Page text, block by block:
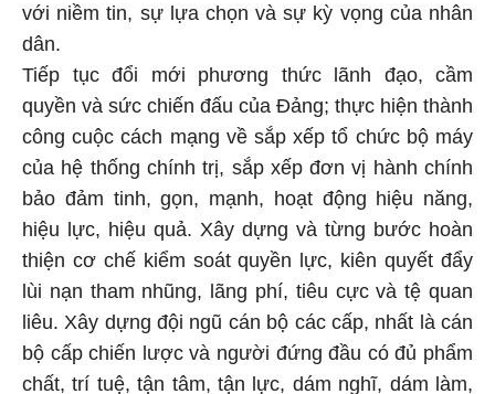
với niềm tin, sự lựa chọn và sự kỳ vọng của nhân
dân.
Tiếp tục đổi mới phương thức lãnh đạo, cầm
quyền và sức chiến đấu của Đảng; thực hiện thành
công cuộc cách mạng về sắp xếp tổ chức bộ máy
của hệ thống chính trị, sắp xếp đơn vị hành chính
bảo đảm tinh, gọn, mạnh, hoạt động hiệu năng,
hiệu lực, hiệu quả. Xây dựng và từng bước hoàn
thiện cơ chế kiểm soát quyền lực, kiên quyết đẩy
lùi nạn tham nhũng, lãng phí, tiêu cực và tệ quan
liêu. Xây dựng đội ngũ cán bộ các cấp, nhất là cán
bộ cấp chiến lược và người đứng đầu có đủ phẩm
chất, trí tuệ, tận tâm, tận lực, dám nghĩ, dám làm,